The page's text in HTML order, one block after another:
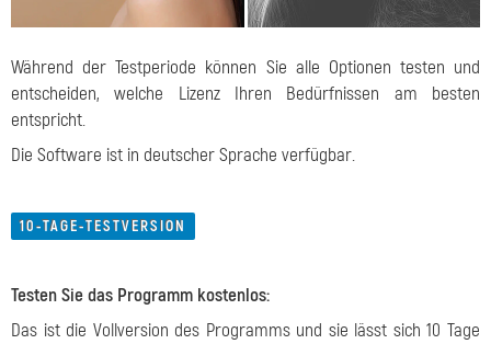
Während der Testperiode können Sie alle Optionen testen und
entscheiden, welche Lizenz Ihren Bedürfnissen am besten
entspricht.
Die Software ist in deutscher Sprache verfügbar.
10-TAGE-TESTVERSION
Testen Sie das Programm kostenlos:
Das ist die Vollversion des Programms und sie lässt sich 10 Tage